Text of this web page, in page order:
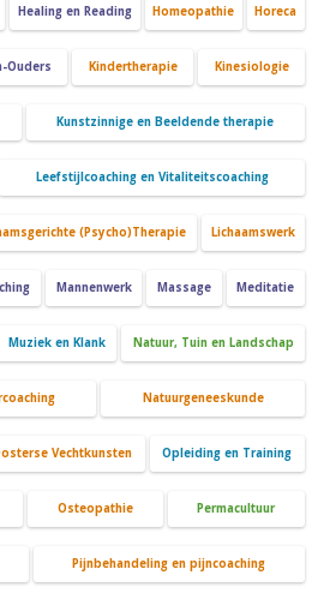
Healing en Reading Homeopathie Horeca
Ouders Kindertherapie Kinesiologie
Kunstzinnige en Beeldende therapie
Leefstijlcoaching en Vitaliteitscoaching
(Psycho)Therapie Lichaamswerk
Mannenwerk Massage Meditatie
Muziek en Klank Natuur, Tuin en Landschap
Natuurgeneeskunde
Vechtkunsten Opleiding en Training
Osteopathie Permacultuur
Pijnbehandeling en pijncoaching